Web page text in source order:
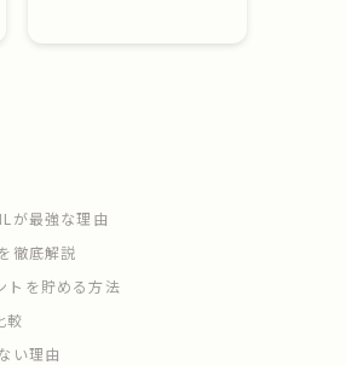
が最強な理由
徹底解説
トを貯める方法
較
い理由